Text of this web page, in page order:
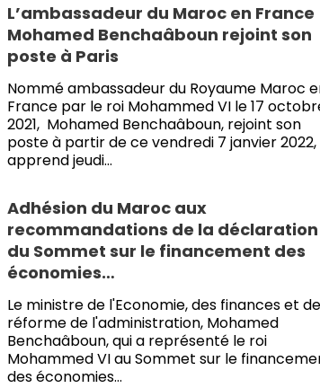
L’ambassadeur du Maroc en France
Mohamed Benchaâboun rejoint son
poste à Paris
Nommé ambassadeur du Royaume Maroc
France par le roi Mohammed VI le 17
2021, Mohamed Benchaâboun, rejoint son
poste à partir de ce vendredi 7 janvier 2022,
apprend jeudi…
Adhésion du Maroc aux
recommandations de la déclaration
du Sommet sur le financement des
économies…
Le ministre de l'Economie, des finances et
réforme de l'administration, Mohamed
Benchaâboun, qui a représenté le roi
Mohammed VI au Sommet sur le
des économies…